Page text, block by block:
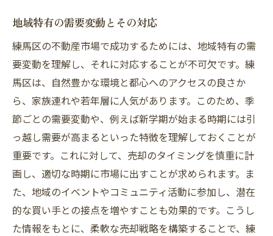
地域特有の需要変動とその対応
練馬区の不動産市場で成功するためには、地域特有の需
要変動を理解し、それに対応することが不可欠です。練
馬区は、自然豊かな環境と都心へのアクセスの良さか
ら、家族連れや若年層に人気があります。このため、季
節ごとの需要変動や、例えば新学期が始まる時期には引
っ越し需要が高まるといった特徴を理解しておくことが
重要です。これに対して、売却のタイミングを慎重に計
画し、適切な時期に市場に出すことが求められます。ま
た、地域のイベントやコミュニティ活動に参加し、潜在
的な買い手との接点を増やすことも効果的です。こうし
た情報をもとに、柔軟な売却戦略を構築することで、練